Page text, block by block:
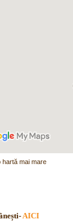
hartă mai mare
AICI